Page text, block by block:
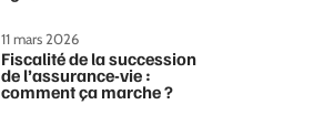
11 mars 2026
Fiscalité de la succession
de l’assurance-vie :
comment ça marche ?